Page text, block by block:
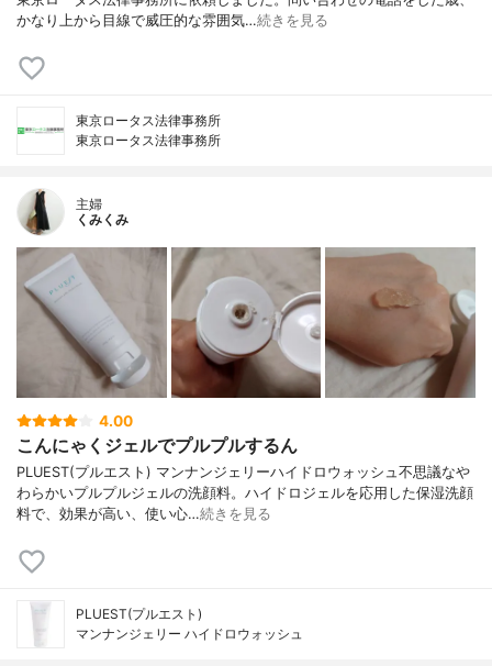
かなり上から目線で威圧的な雰囲気…続きを見る
東京ロータス法律事務所
東京ロータス法律事務所
主婦
くみくみ
4.00
こんにゃくジェルでプルプルするん
PLUEST(プルエスト) マンナンジェリーハイドロウォッシュ不思議なや
わらかいプルプルジェルの洗顔料。ハイドロジェルを応用した保湿洗顔
料で、効果が高い、使い心…続きを見る
PLUEST(プルエスト)
マンナンジェリー ハイドロウォッシュ